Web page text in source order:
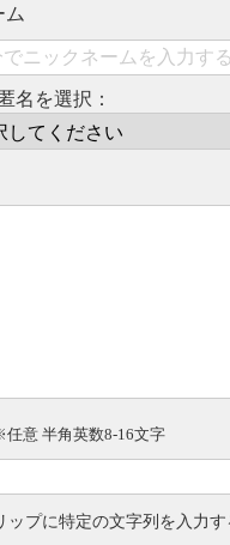
ム
名を選択：
意 半角英数8-16文字
プに特定の文字列を入力